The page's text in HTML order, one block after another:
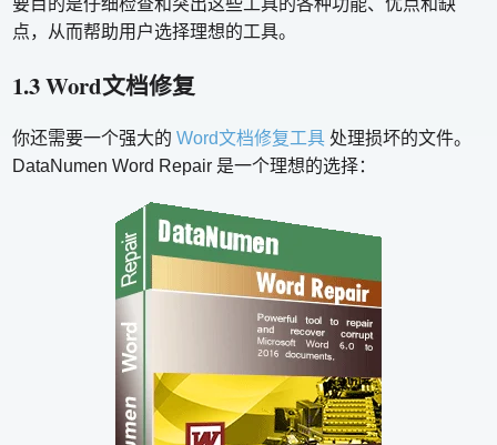
要目的是仔细检查和突出这些工具的各种功能、优点和缺
点，从而帮助用户选择理想的工具。
1.3 Word文档修复
你还需要一个强大的Word文档修复工具 处理损坏的文件。
DataNumen Word Repair 是一个理想的选择：